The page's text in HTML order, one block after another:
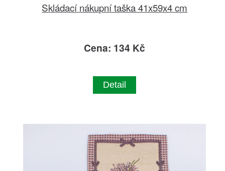
Skládací nákupní taška 41x59x4 cm
Cena: 134 Kč
Detail